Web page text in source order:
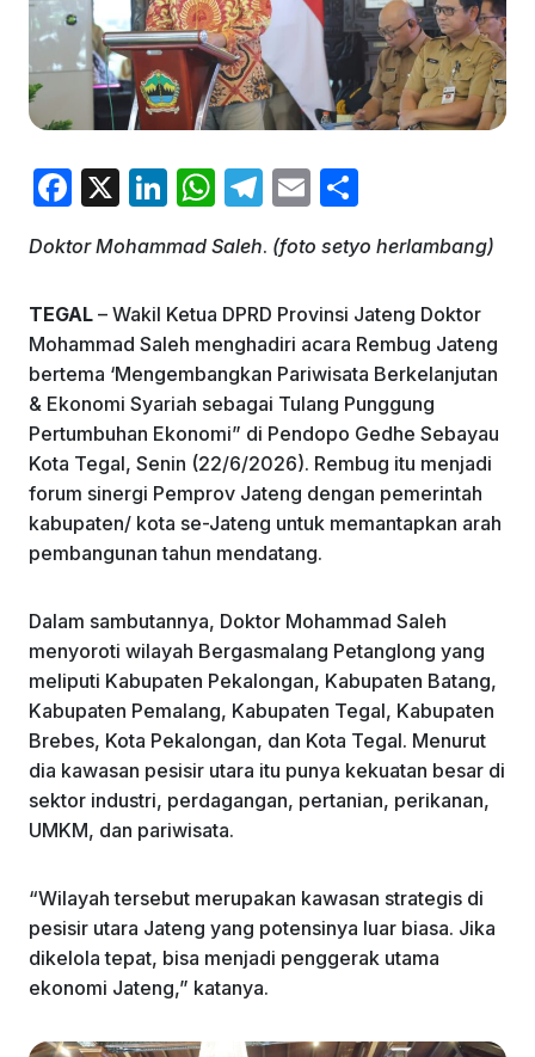
F
c
e
b
o
o
k
X
Li
k
e
dI
n
W
at
s
A
p
p
T
e
gr
a
m
E
ai
l
ar
e
Doktor Mohammad Saleh. (foto setyo herlambang)
TEGAL – Wakil Ketua DPRD Provinsi Jateng Doktor
Mohammad Saleh menghadiri acara Rembug Jateng
bertema ‘Mengembangkan Pariwisata Berkelanjutan
& Ekonomi Syariah sebagai Tulang Punggung
Pertumbuhan Ekonomi” di Pendopo Gedhe Sebayau
Kota Tegal, Senin (22/6/2026). Rembug itu menjadi
forum sinergi Pemprov Jateng dengan pemerintah
kabupaten/ kota se-Jateng untuk memantapkan arah
pembangunan tahun mendatang.
Dalam sambutannya, Doktor Mohammad Saleh
menyoroti wilayah Bergasmalang Petanglong yang
meliputi Kabupaten Pekalongan, Kabupaten Batang,
Kabupaten Pemalang, Kabupaten Tegal, Kabupaten
Brebes, Kota Pekalongan, dan Kota Tegal. Menurut
dia kawasan pesisir utara itu punya kekuatan besar di
sektor industri, perdagangan, pertanian, perikanan,
UMKM, dan pariwisata.
“Wilayah tersebut merupakan kawasan strategis di
pesisir utara Jateng yang potensinya luar biasa. Jika
dikelola tepat, bisa menjadi penggerak utama
ekonomi Jateng,” katanya.